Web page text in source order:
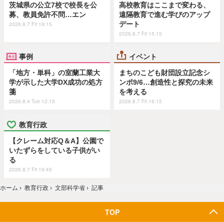
茨城県の公立7校で校長を公
募、教員免許不問…エン
2026.8.7 Fri 19:15
高校教育はここまで変わる、
遠隔教育で進む学びのアップ
デート
2026.8.7 Fri 15:15
事例
「地方・単科」の室蘭工業大
学が示した大学DX成功の処方
箋
2026.8.4 Tue 12:15
イベント
まちのこども財団設立記念シ
ンポ9/6…創造性と探究の未来
を考える
2026.8.7 Fri 16:15
教育行政
【クレーム対応Q＆A】公園で
いたずらをしている子供がい
る
2026.8.7 Fri 19:45
ホーム › 教育行政 › 文部科学省 › 記事
TOP